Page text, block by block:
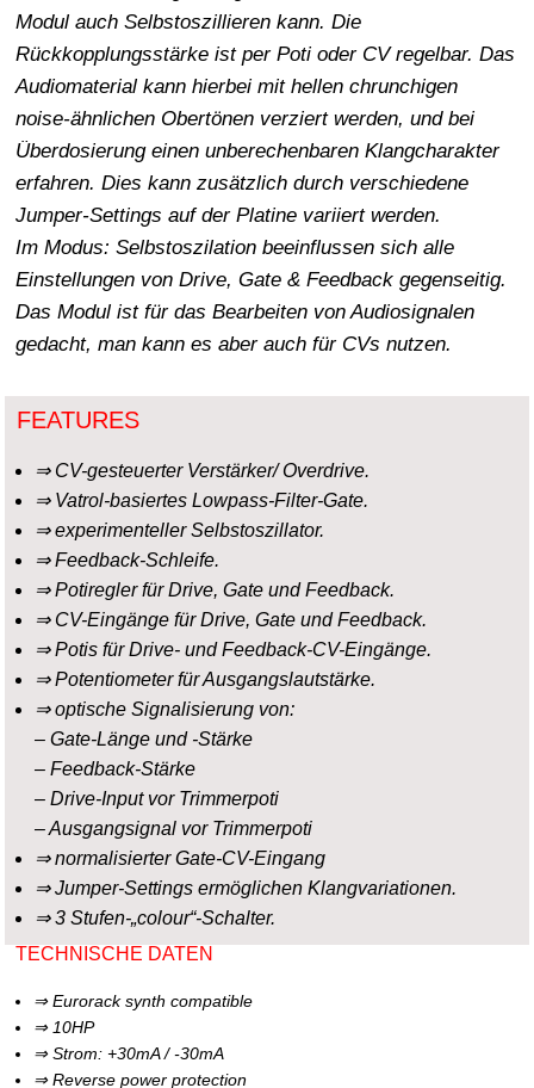
Modul auch Selbstoszillieren kann. Die
Rückkopplungsstärke ist per Poti oder CV regelbar. Das
Audiomaterial kann hierbei mit hellen chrunchigen
noise-ähnlichen Obertönen verziert werden, und bei
Überdosierung einen unberechenbaren Klangcharakter
erfahren. Dies kann zusätzlich durch verschiedene
Jumper-Settings auf der Platine variiert werden.
Im Modus: Selbstoszilation beeinflussen sich alle
Einstellungen von Drive, Gate & Feedback gegenseitig.
Das Modul ist für das Bearbeiten von Audiosignalen
gedacht, man kann es aber auch für CVs nutzen.
FEATURES
⇒ CV-gesteuerter Verstärker/ Overdrive.
⇒ Vatrol-basiertes Lowpass-Filter-Gate.
⇒ experimenteller Selbstoszillator.
⇒ Feedback-Schleife.
⇒ Potiregler für Drive, Gate und Feedback.
⇒ CV-Eingänge für Drive, Gate und Feedback.
⇒ Potis für Drive- und Feedback-CV-Eingänge.
⇒ Potentiometer für Ausgangslautstärke.
⇒ optische Signalisierung von:
– Gate-Länge und -Stärke
– Feedback-Stärke
– Drive-Input vor Trimmerpoti
– Ausgangsignal vor Trimmerpoti
⇒ normalisierter Gate-CV-Eingang
⇒ Jumper-Settings ermöglichen Klangvariationen.
⇒ 3 Stufen-„colour“-Schalter.
TECHNISCHE DATEN
⇒ Eurorack synth compatible
⇒ 10HP
⇒ Strom: +30mA / -30mA
⇒ Reverse power protection